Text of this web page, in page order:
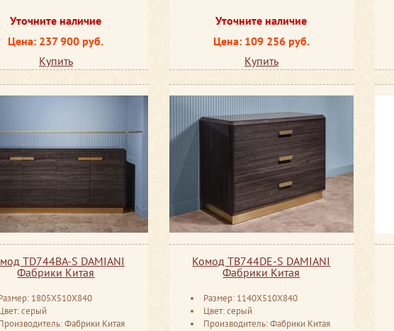
Уточните наличие
Цена: 237 900 руб.
Купить
Уточните наличие
Цена: 109 256 руб.
Купить
TD744BA-S DAMIANI
Фабрики Китая
1805X510X840
серый
Фабрики Китая
Комод TB744DE-S DAMIANI
Фабрики Китая
Размер: 1140X510X840
Цвет: серый
Производитель: Фабрики Китая